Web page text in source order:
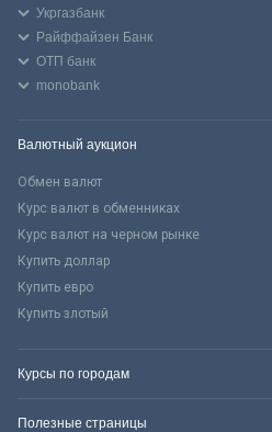
Укргазбанк
Райффайзен Банк
ОТП банк
monobank
Валютный аукцион
Обмен валют
Курс валют в обменниках
Курс валют на черном рынке
Купить доллар
Купить евро
Купить злотый
Курсы по городам
Полезные страницы